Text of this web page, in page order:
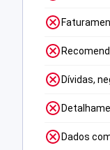
Dívidas,
Dados